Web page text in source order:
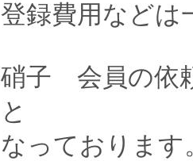
登録費用などは
硝子 会員の依
と
なっております